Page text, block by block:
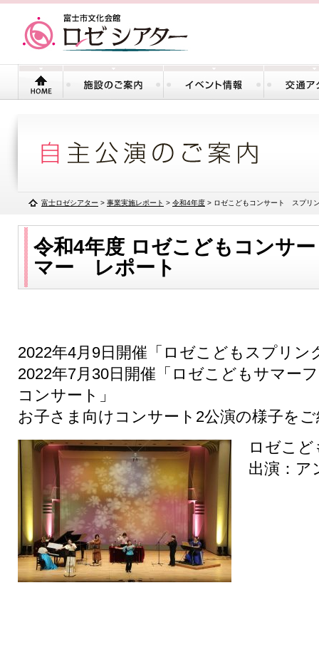
富士ロゼシアター > 事業実施レポート > 令和4年度 > ロゼこどもコンサート スプリ
令和4年度 ロゼこどもコンサ
マー レポート
2022年4月9日開催「ロゼこどもスプリン
2022年7月30日開催「ロゼこどもサマ
コンサート」
お子さま向けコンサート2公演の様子を
ロゼこ
出演：ア